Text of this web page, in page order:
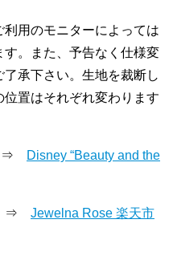
用のモニターによっては
。また、予告なく仕様変
承下さい。生地を裁断し
置はそれぞれ変わります
⇒
Disney “Beauty and the
⇒ Jewelna Rose 楽天市